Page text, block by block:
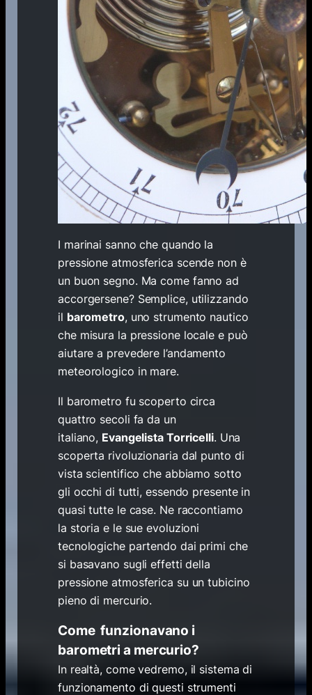
I marinai sanno che quando la
pressione atmosferica scende non è
un buon segno. Ma come fanno ad
accorgersene? Semplice, utilizzando
il barometro, uno strumento nautico
che misura la pressione locale e può
aiutare a prevedere l’andamento
meteorologico in mare.
Il barometro fu scoperto circa
quattro secoli fa da un
italiano, Evangelista Torricelli. Una
scoperta rivoluzionaria dal punto di
vista scientifico che abbiamo sotto
gli occhi di tutti, essendo presente in
quasi tutte le case. Ne raccontiamo
la storia e le sue evoluzioni
tecnologiche partendo dai primi che
si basavano sugli effetti della
pressione atmosferica su un tubicino
pieno di mercurio.
Come funzionavano i
barometri a mercurio?
In realtà, come vedremo, il sistema di
funzionamento di questi strumenti